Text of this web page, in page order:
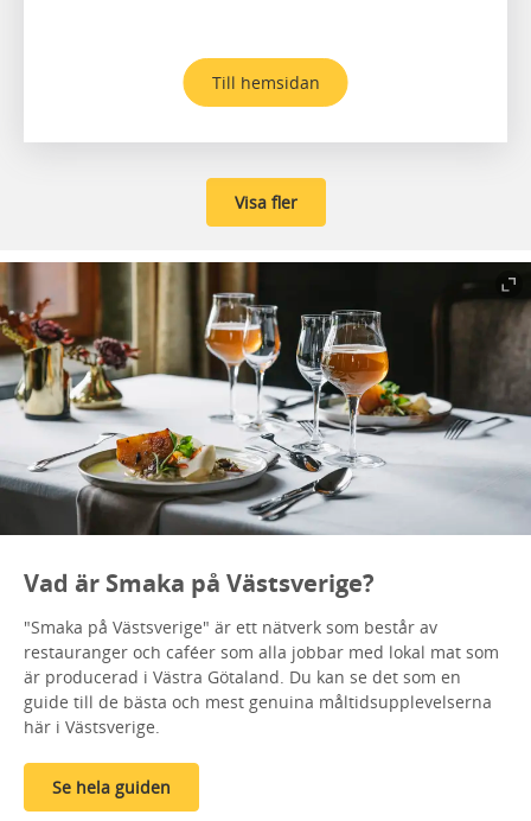
Till hemsidan
Visa fler
Vad är Smaka på Västsverige?
"Smaka på Västsverige" är ett nätverk som består av
restauranger och caféer som alla jobbar med lokal mat som
är producerad i Västra Götaland. Du kan se det som en
guide till de bästa och mest genuina måltidsupplevelserna
här i Västsverige.
Se hela guiden